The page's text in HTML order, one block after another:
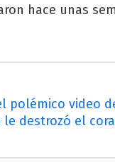
hace unas
polémico video
destrozó el